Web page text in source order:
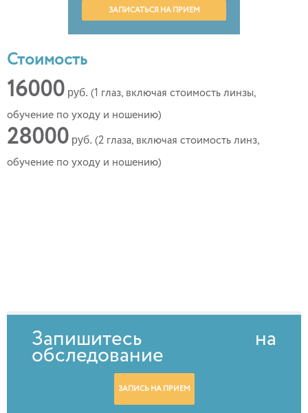
ЗАПИСАТЬСЯ НА ПРИЕМ
Стоимость
16000 руб. (1 глаз, включая стоимость линзы,
обучение по уходу и ношению)
28000 руб. (2 глаза, включая стоимость линз,
обучение по уходу и ношению)
Запишитесь на
обследование
ЗАПИСЬ НА ПРИЕМ